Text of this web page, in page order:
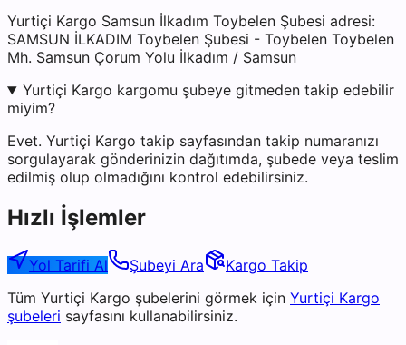
Yurtiçi Kargo Samsun İlkadım Toybelen Şubesi adresi:
SAMSUN İLKADIM Toybelen Şubesi - Toybelen Toybelen
Mh. Samsun Çorum Yolu İlkadım / Samsun
Yurtiçi Kargo kargomu şubeye gitmeden takip edebilir
miyim?
Evet. Yurtiçi Kargo takip sayfasından takip numaranızı
sorgulayarak gönderinizin dağıtımda, şubede veya teslim
edilmiş olup olmadığını kontrol edebilirsiniz.
Hızlı İşlemler
Yol Tarifi Al Şubeyi Ara
Kargo Takip
Tüm Yurtiçi Kargo şubelerini görmek için Yurtiçi Kargo
şubeleri sayfasını kullanabilirsiniz.